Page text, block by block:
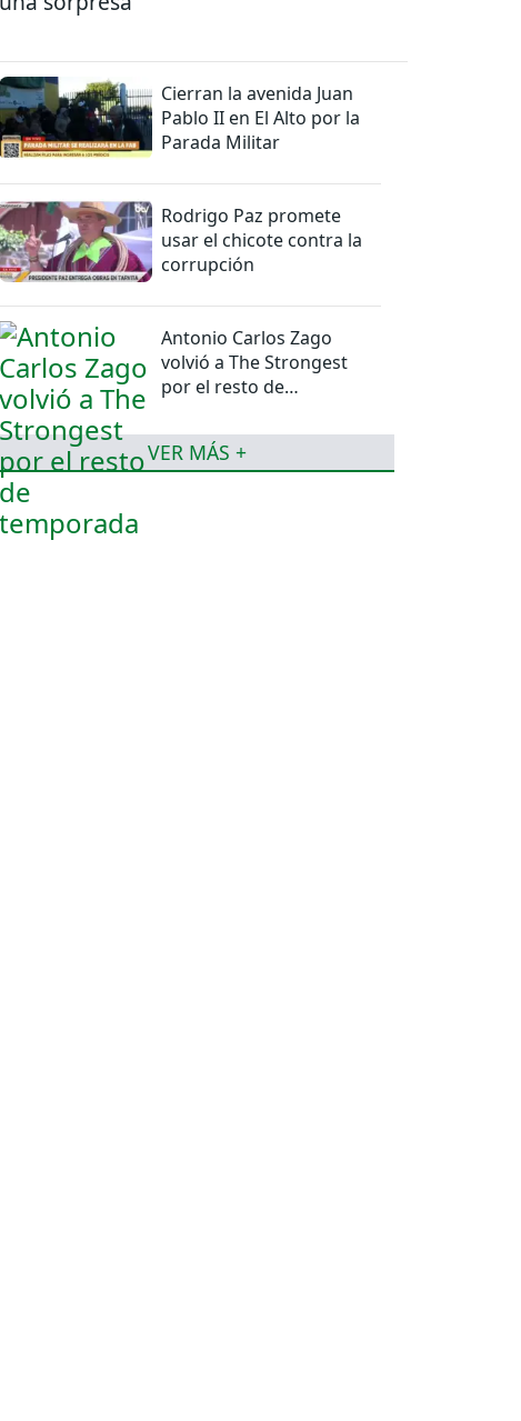
Cierran la avenida Juan
Pablo II en El Alto por la
Parada Militar
Rodrigo Paz promete
usar el chicote contra la
corrupción
Antonio Carlos Zago
volvió a The Strongest
por el resto de
VER MÁS +